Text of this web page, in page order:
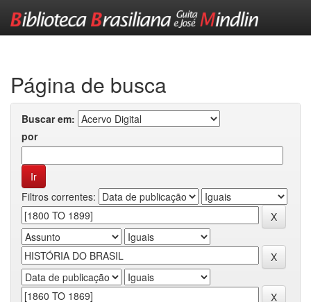
Página de busca
Buscar em:
por
Filtros correntes: